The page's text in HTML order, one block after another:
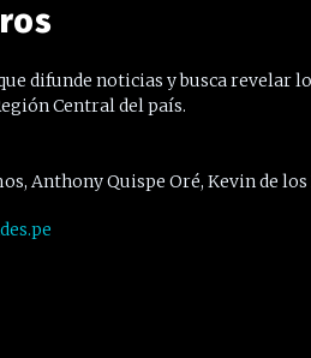
difunde noticias y busca revelar
Central del país.
Anthony Quispe Oré, Kevin de los